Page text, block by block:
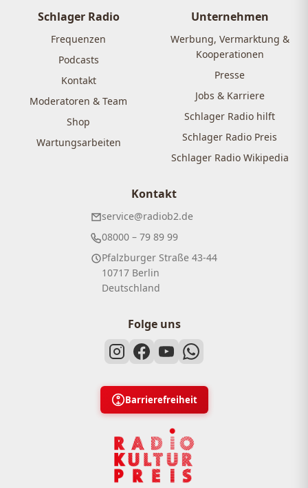
Schlager Radio
Frequenzen
Podcasts
Kontakt
Moderatoren & Team
Shop
Wartungsarbeiten
Unternehmen
Werbung, Vermarktung &
Kooperationen
Presse
Jobs & Karriere
Schlager Radio hilft
Schlager Radio Preis
Schlager Radio Wikipedia
Kontakt
service@radiob2.de
08000 – 79 89 99
Pfalzburger Straße 43-44
10717 Berlin
Deutschland
Folge uns
Barrierefreiheit